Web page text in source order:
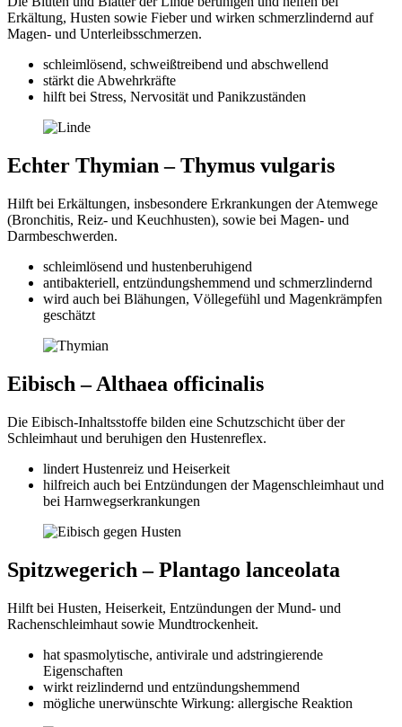
Erkältung, Husten sowie Fieber und wirken schmerzlindernd auf
Magen- und Unterleibsschmerzen.
schleimlösend, schweißtreibend und abschwellend
stärkt die Abwehrkräfte
hilft bei Stress, Nervosität und Panikzuständen
Echter Thymian – Thymus vulgaris
Hilft bei Erkältungen, insbesondere Erkrankungen der Atemwege
(Bronchitis, Reiz- und Keuchhusten), sowie bei Magen- und
Darmbeschwerden.
schleimlösend und hustenberuhigend
antibakteriell, entzündungshemmend und schmerzlindernd
wird auch bei Blähungen, Völlegefühl und Magenkrämpfen
geschätzt
Eibisch – Althaea officinalis
Die Eibisch-Inhaltsstoffe bilden eine Schutzschicht über der
Schleimhaut und beruhigen den Hustenreflex.
lindert Hustenreiz und Heiserkeit
hilfreich auch bei Entzündungen der Magenschleimhaut und
bei Harnwegserkrankungen
Spitzwegerich – Plantago lanceolata
Hilft bei Husten, Heiserkeit, Entzündungen der Mund- und
Rachenschleimhaut sowie Mundtrockenheit.
hat spasmolytische, antivirale und adstringierende
Eigenschaften
wirkt reizlindernd und entzündungshemmend
mögliche unerwünschte Wirkung: allergische Reaktion